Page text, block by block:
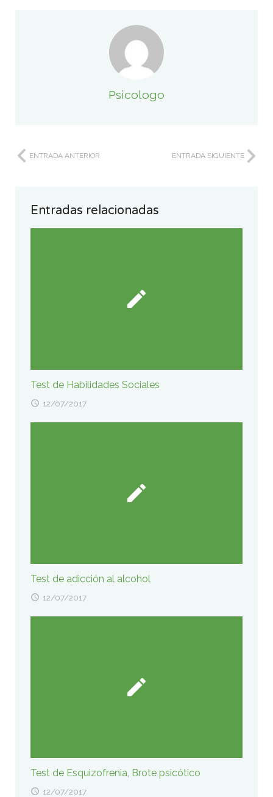
Psicologo
ENTRADA ANTERIOR ENTRADA SIGUIENTE
Entradas relacionadas
Test de Habilidades Sociales
12/07/2017
Test de adicción al alcohol
12/07/2017
Test de Esquizofrenia, Brote psicótico
12/07/2017